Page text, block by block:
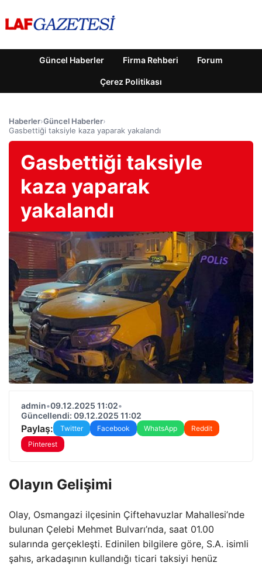
Güncel Haberler Firma Rehberi Forum
Çerez Politikası
Haberler›Güncel Haberler›
Gasbettiği taksiyle kaza yaparak yakalandı
Gasbettiği taksiyle
kaza yaparak
yakalandı
admin•09.12.2025 11:02•
Güncellendi: 09.12.2025 11:02
Paylaş: Twitter Facebook WhatsApp
Reddit
Pinterest
Olayın Gelişimi
Olay, Osmangazi ilçesinin Çiftehavuzlar Mahallesi’nde
bulunan Çelebi Mehmet Bulvarı’nda, saat 01.00
sularında gerçekleşti. Edinilen bilgilere göre, S.A. isimli
şahıs, arkadaşının kullandığı ticari taksiyi henüz